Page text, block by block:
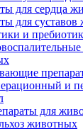
для сердца
для
и
и
для
животных